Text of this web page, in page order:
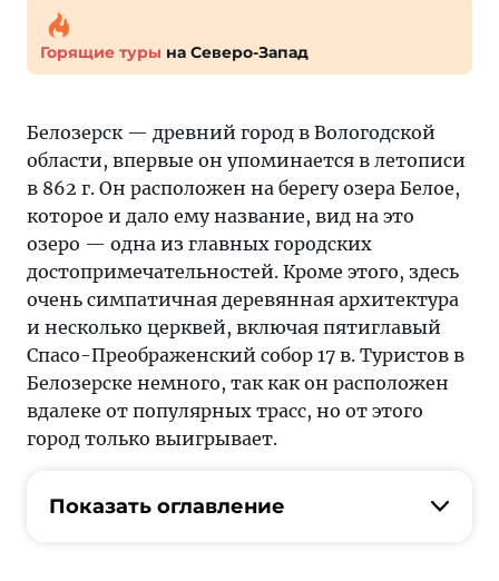
Горящие туры на Северо-Запад
Белозерск — древний город в Вологодской
области, впервые он упоминается в летописи
в 862 г. Он расположен на берегу озера Белое,
которое и дало ему название, вид на это
озеро — одна из главных городских
достопримечательностей. Кроме этого, здесь
очень симпатичная деревянная архитектура
и несколько церквей, включая пятиглавый
Спасо-Преображенский собор 17 в. Туристов в
Белозерске немного, так как он расположен
вдалеке от популярных трасс, но от этого
город только выигрывает.
Показать оглавление